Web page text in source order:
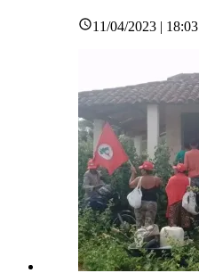
11/04/2023 | 18:03